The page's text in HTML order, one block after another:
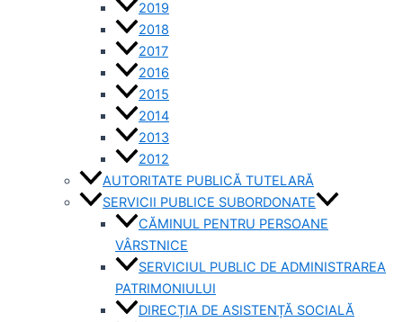
2019
2018
2017
2016
2015
2014
2013
2012
AUTORITATE PUBLICĂ TUTELARĂ
SERVICII PUBLICE SUBORDONATE
CĂMINUL PENTRU PERSOANE
VÂRSTNICE
SERVICIUL PUBLIC DE ADMINISTRAREA
PATRIMONIULUI
DIRECȚIA DE ASISTENȚĂ SOCIALĂ